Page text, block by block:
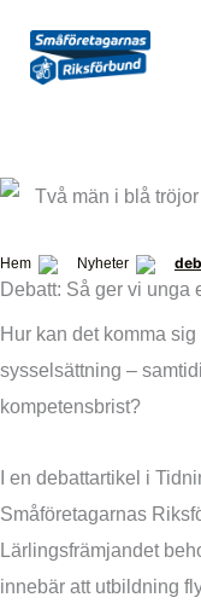
innehåll
Hem Nyheter
Debatt: Så ger vi unga
Hur kan det komma
sysselsättning –
kompetensbrist?
I en debattartikel i
Småföretagarnas
Lärlingsfrämjandet
innebär att utbildning